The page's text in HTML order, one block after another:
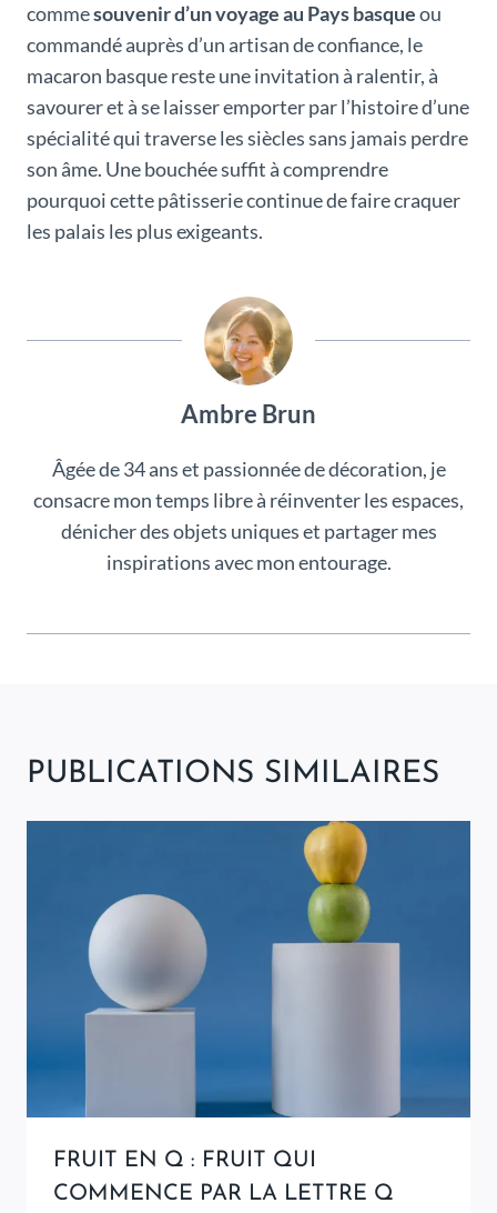
commesouvenir d’un voyage au Pays basqueou
commandé auprès d’un artisan de confiance, le
macaron basque reste une invitation à ralentir, à
savourer et à se laisser emporter par l’histoire d’une
spécialité qui traverse les siècles sans jamais perdre
son âme. Une bouchée suffit à comprendre
pourquoi cette pâtisserie continue de faire craquer
les palais les plus exigeants.
Ambre Brun
Âgée de 34 ans et passionnée de décoration, je
consacre mon temps libre à réinventer les espaces,
dénicher des objets uniques et partager mes
inspirations avec mon entourage.
PUBLICATIONS SIMILAIRES
FRUIT EN Q : FRUIT QUI
COMMENCE PAR LA LETTRE Q